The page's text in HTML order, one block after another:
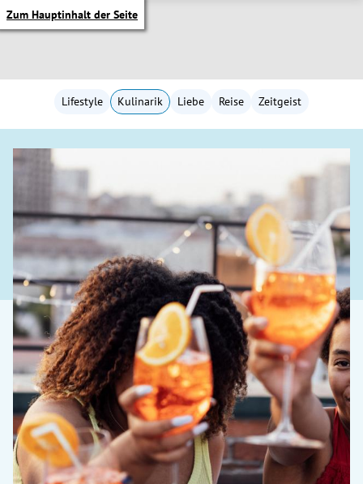
Zum Hauptinhalt der Seite
Untermenü
Untermenü
Untermenü
Untermenü
Lifestyle Kulinarik Liebe Reise Zeitgeist